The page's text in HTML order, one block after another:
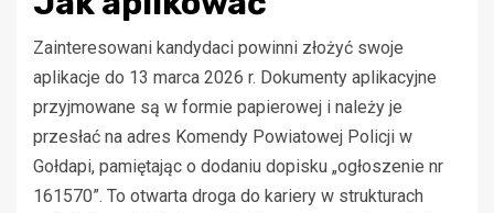
Zainteresowani kandydaci powinni złożyć swoje
aplikacje do 13 marca 2026 r. Dokumenty aplikacyjne
przyjmowane są w formie papierowej i należy je
przesłać na adres Komendy Powiatowej Policji w
Gołdapi, pamiętając o dodaniu dopisku „ogłoszenie nr
161570”. To otwarta droga do kariery w strukturach